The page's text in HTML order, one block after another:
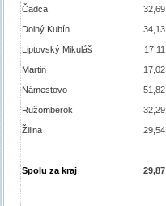
Čadca 32,69
Dolný Kubín 34,13
Liptovský Mikuláš 17,11
Martin 17,02
Námestovo 51,82
Ružomberok 32,29
Žilina 29,54
Spolu za kraj 29,87